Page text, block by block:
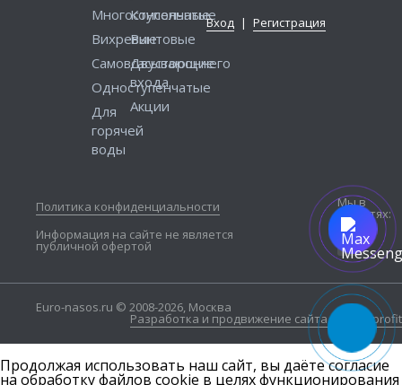
Вход | Регистрация
Многоступенчатые
Вихревые
Самовсасывающие
Одноступенчатые
Для
горячей
воды
Консольные
Винтовые
Двустороннего
входа
Акции
Политика конфиденциальности
Информация на сайте не является
публичной офертой
Мы в
соцсетях:
Euro-nasos.ru © 2008-2026, Москва
Разработка и продвижение сайта — Seo4profit
Продолжая использовать наш сайт, вы даёте согласие
на обработку файлов cookie в целях функционирования